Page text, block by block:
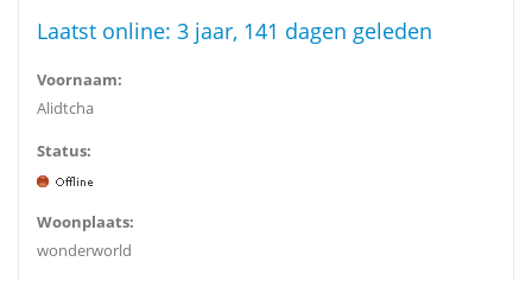
Laatst online: 3 jaar, 141 dagen geleden
Voornaam:
Alidtcha
Status:
Woonplaats:
wonderworld